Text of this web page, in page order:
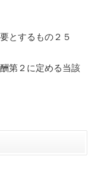
とするもの２５
第２に定める当該